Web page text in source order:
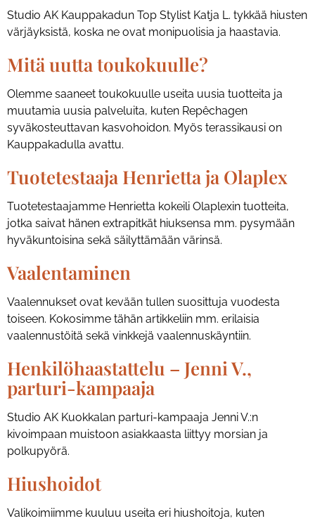
Studio AK Kauppakadun Top Stylist Katja L. tykkää hiusten
värjäyksistä, koska ne ovat monipuolisia ja haastavia.
Mitä uutta toukokuulle?
Olemme saaneet toukokuulle useita uusia tuotteita ja
muutamia uusia palveluita, kuten Repêchagen
syväkosteuttavan kasvohoidon. Myös terassikausi on
Kauppakadulla avattu.
Tuotetestaaja Henrietta ja Olaplex
Tuotetestaajamme Henrietta kokeili Olaplexin tuotteita,
jotka saivat hänen extrapitkät hiuksensa mm. pysymään
hyväkuntoisina sekä säilyttämään värinsä.
Vaalentaminen
Vaalennukset ovat kevään tullen suosittuja vuodesta
toiseen. Kokosimme tähän artikkeliin mm. erilaisia
vaalennustöitä sekä vinkkejä vaalennuskäyntiin.
Henkilöhaastattelu – Jenni V.,
parturi-kampaaja
Studio AK Kuokkalan parturi-kampaaja Jenni V.:n
kivoimpaan muistoon asiakkaasta liittyy morsian ja
polkupyörä.
Hiushoidot
Valikoimiimme kuuluu useita eri hiushoitoja, kuten